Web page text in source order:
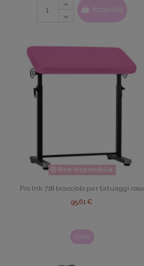
Acquista
Non disponibile
Pro Ink 718 bracciolo per tatuaggi rosa
95,61 €
View